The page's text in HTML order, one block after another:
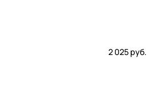
2 025 руб.